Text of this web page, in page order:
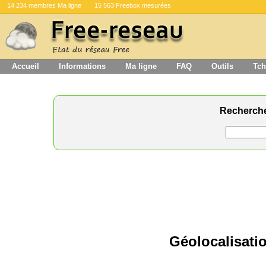
14 234 membres Ma ligne 15 563 Freebox mesurées
Accueil Informations Ma ligne FAQ Outils